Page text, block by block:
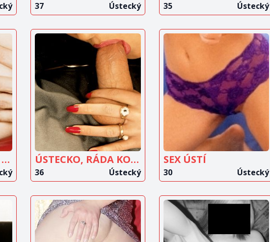
37 Ústecký 35 Ústecký
MÁM RÁDA LÍZÁNÍ KUNDIČKY
ZOBRAZIT
INZERÁT
ÚSTECKO, RÁDA KOUŘÍM
36 Ústecký
ZOBRAZIT
INZERÁT
SEX ÚSTÍ
30 Ústecký